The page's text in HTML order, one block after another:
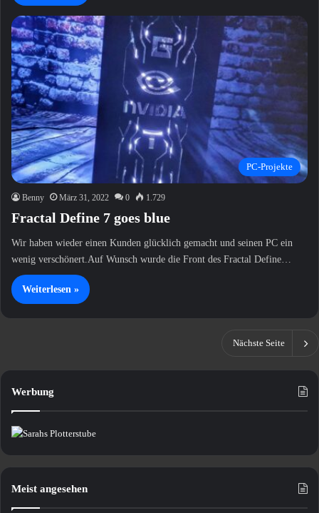
PC-Projekte
Benny März 31, 2022 0 1.729
Fractal Define 7 goes blue
Wir haben wieder einen Kunden glücklich gemacht und seinen PC ein
wenig verschönert.Auf Wunsch wurde die Front des Fractal Define…
Weiterlesen »
Nächste Seite
Werbung
Meist angesehen